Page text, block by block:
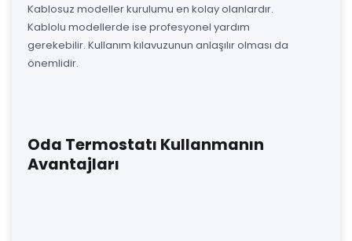
Kablosuz modeller kurulumu en kolay olanlardır.
Kablolu modellerde ise profesyonel yardım
gerekebilir. Kullanım kılavuzunun anlaşılır olması da
önemlidir.
Oda Termostatı Kullanmanın
Avantajları